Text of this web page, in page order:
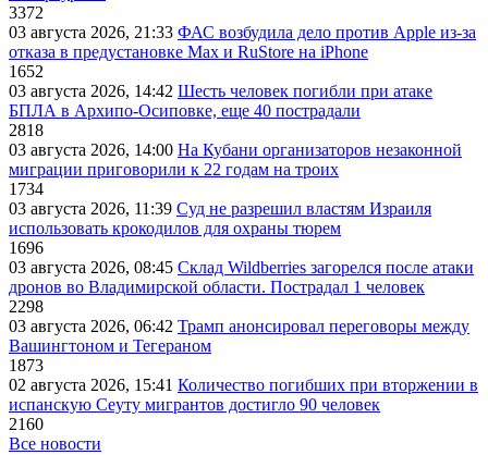
3372
03 августа 2026, 21:33 ФАС возбудила дело против Apple из-за
отказа в предустановке Max и RuStore на iPhone
1652
03 августа 2026, 14:42 Шесть человек погибли при атаке
БПЛА в Архипо-Осиповке, еще 40 пострадали
2818
03 августа 2026, 14:00 На Кубани организаторов незаконной
миграции приговорили к 22 годам на троих
1734
03 августа 2026, 11:39 Суд не разрешил властям Израиля
использовать крокодилов для охраны тюрем
1696
03 августа 2026, 08:45 Склад Wildberries загорелся после атаки
дронов во Владимирской области. Пострадал 1 человек
2298
03 августа 2026, 06:42 Трамп анонсировал переговоры между
Вашингтоном и Тегераном
1873
02 августа 2026, 15:41 Количество погибших при вторжении в
испанскую Сеуту мигрантов достигло 90 человек
2160
Все новости